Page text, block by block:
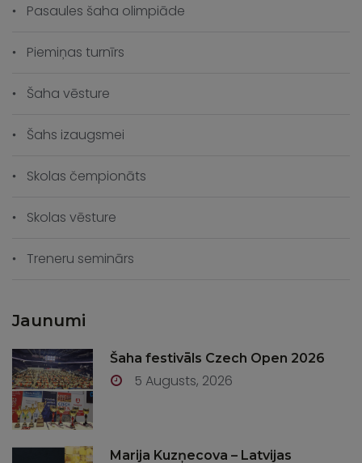
Pasaules šaha olimpiāde
Piemiņas turnīrs
Šaha vēsture
Šahs izaugsmei
Skolas čempionāts
Skolas vēsture
Treneru seminārs
Jaunumi
Šaha festivāls Czech Open 2026
5 Augusts, 2026
Marija Kuzņecova – Latvijas